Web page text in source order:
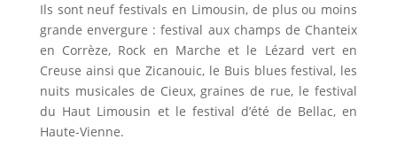
Ils sont neuf festivals en Limousin, de plus ou moins
grande envergure : festival aux champs de Chanteix
en Corrèze, Rock en Marche et le Lézard vert en
Creuse ainsi que Zicanouic, le Buis blues festival, les
nuits musicales de Cieux, graines de rue, le festival
du Haut Limousin et le festival d’été de Bellac, en
Haute-Vienne.